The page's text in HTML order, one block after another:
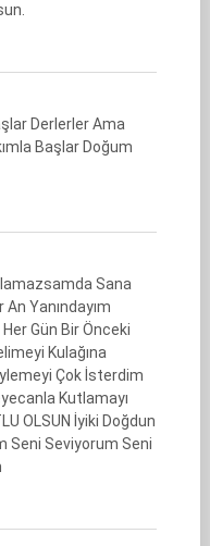
Derlerler Ama
Başlar Doğum
Sana
Yanındayım
Gün Bir Önceki
Kulağına
Çok İsterdim
Kutlamayı
OLSUN İyiki Doğdun
Seni Seviyorum Seni